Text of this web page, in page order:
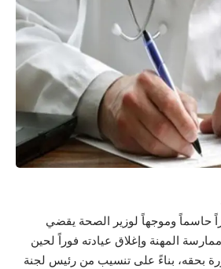
حاسماً وموجهاً لوزير الصحة يقضي
المهنة وإغلاق عيادته فوراً لحين
بحقه، بناءً على تنسيب من رئيس لجنة